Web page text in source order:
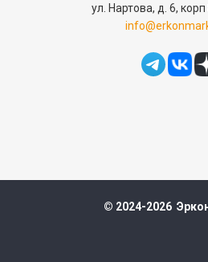
ул. Нартова, д. 6,
© 2024-2026